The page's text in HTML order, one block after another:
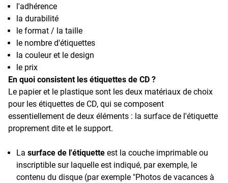
l'adhérence
la durabilité
le format / la taille
le nombre d'étiquettes
la couleur et le design
le prix
En quoi consistent les étiquettes de CD ?
Le papier et le plastique sont les deux matériaux de choix
pour les étiquettes de CD, qui se composent
essentiellement de deux éléments : la surface de l'étiquette
proprement dite et le support.
La surface de l'étiquette est la couche imprimable ou
inscriptible sur laquelle est indiqué, par exemple, le
contenu du disque (par exemple "Photos de vacances à